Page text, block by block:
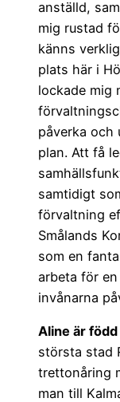
anställd,
mig rustad
känns
plats här i
lockade mig
påverka och
plan. Att få
samtidigt
förvaltning
Smålands
som en
arbeta för
invånarna
Aline är född
största stad
trettonåring
man till